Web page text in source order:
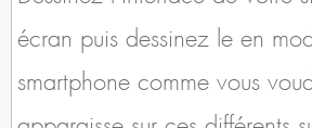
écran puis dessinez le en
smartphone comme vous
apparaisse sur ces différents